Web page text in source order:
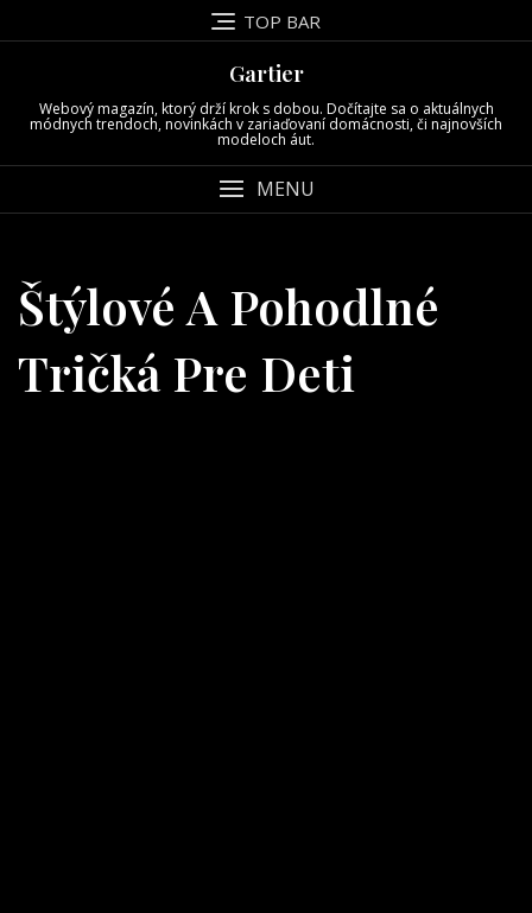
to
TOP BAR
Gartier
Webový magazín, ktorý drží krok s dobou. Dočítajte sa o aktuálnych
módnych trendoch, novinkách v zariaďovaní domácnosti, či najnovších
modeloch áut.
MENU
Štýlové A Pohodlné
Tričká Pre Deti